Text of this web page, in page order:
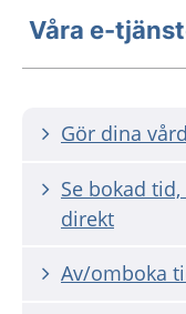
Våra e-
Gör dina
Se bokad
direkt
Av/omboka